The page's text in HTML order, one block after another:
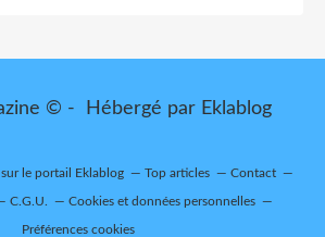
© - Hébergé par Eklablog
sur le portail Eklablog Top articles Contact
C.G.U. Cookies et données personnelles
Préférences cookies